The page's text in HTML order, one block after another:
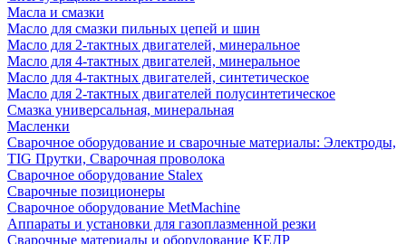
Масла и смазки
Масло для смазки пильных цепей и шин
Масло для 2-тактных двигателей, минеральное
Масло для 4-тактных двигателей, минеральное
Масло для 4-тактных двигателей, синтетическое
Масло для 2-тактных двигателей полусинтетическое
Смазка универсальная, минеральная
Масленки
Сварочное оборудование и сварочные материалы: Электроды,
TIG Прутки, Сварочная проволока
Сварочное оборудование Stalex
Сварочные позиционеры
Сварочное оборудование MetMachine
Аппараты и установки для газоплазменной резки
Сварочные материалы и оборудование КЕДР